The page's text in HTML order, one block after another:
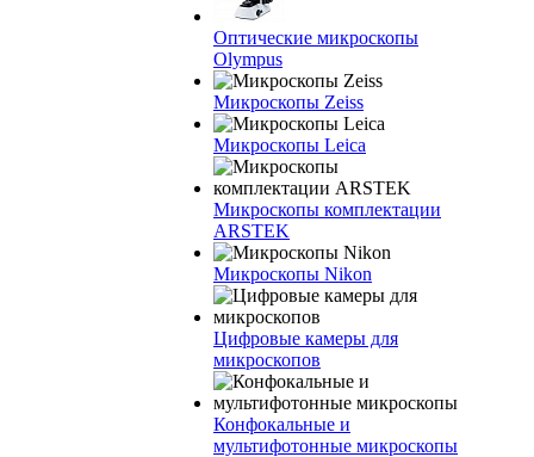
Оптические микроскопы
Olympus
Микроскопы Zeiss
Микроскопы Leica
Микроскопы комплектации
ARSTEK
Микроскопы Nikon
Цифровые камеры для
микроскопов
Конфокальные и
мультифотонные микроскопы